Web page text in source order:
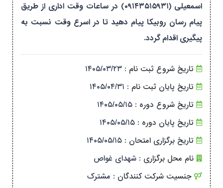
اسمعیلی (۰۹۱۴۳۵۱۵۹۳۱) در ساعات وقت اداری از طریق
پیام رسان روبیکا پیام دهید تا در اسرع وقت نسبت به
پیگیری اقدام گردد.
تاریخ شروع ثبت نام : ۱۴۰۵/۰۳/۲۳
تاریخ پایان ثبت نام : ۱۴۰۵/۰۴/۳۱
تاریخ شروع دوره : ۱۴۰۵/۰۵/۱۵
تاریخ پایان دوره : ۱۴۰۵/۰۵/۱۵
تاریخ برگزاری امتحان : ۱۴۰۵/۰۵/۱۵
نام محل برگزاری : شهدای غواص
جنسیت شرکت کنندگان : مشترک